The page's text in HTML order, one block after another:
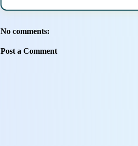
No comments:
Post a Comment